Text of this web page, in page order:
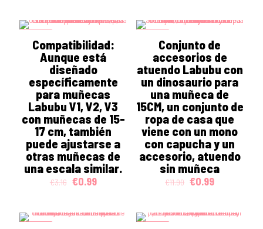
€20.41.€5.20.
Compatibilidad:
Aunque está
diseñado
específicamente
para muñecas
Labubu V1, V2, V3
con muñecas de 15-
17 cm, también
puede ajustarse a
otras muñecas de
una escala similar.
€3.16 Original
€3.16.
€0.99Current
€0.99.
Conjunto de
accesorios de
atuendo Labubu con
un dinosaurio para
una muñeca de
15CM, un conjunto de
ropa de casa que
viene con un mono
con capucha y un
accesorio, atuendo
sin muñeca
€11.90 Original
€11.90.
€0.99Current
€0.99.